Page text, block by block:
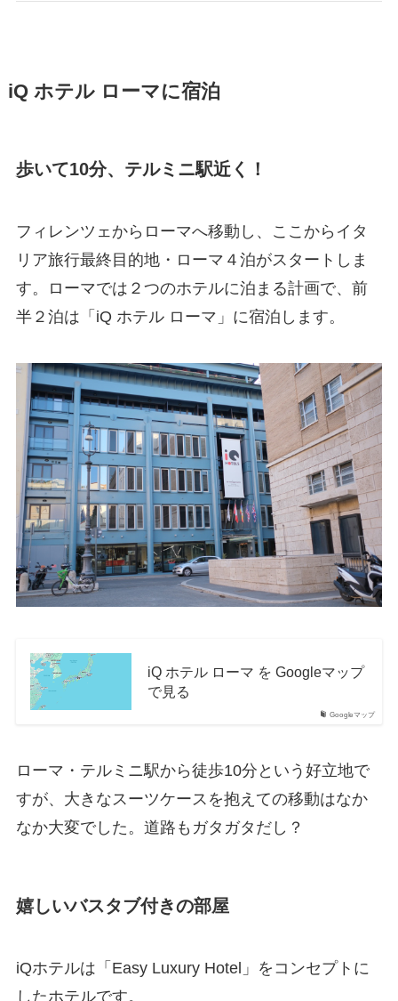
iQ ホテル ローマに宿泊
歩いて10分、テルミニ駅近く！
フィレンツェからローマへ移動し、ここからイタ
リア旅行最終目的地・ローマ４泊がスタートしま
す。ローマでは２つのホテルに泊まる計画で、前
半２泊は「iQ ホテル ローマ」に宿泊します。
Googleマップ
iQ ホテル ローマ を Googleマップ
で見る
ローマ・テルミニ駅から徒歩10分という好立地で
すが、大きなスーツケースを抱えての移動はなか
なか大変でした。道路もガタガタだし？
嬉しいバスタブ付きの部屋
iQホテルは「Easy Luxury Hotel」をコンセプトに
したホテルです。